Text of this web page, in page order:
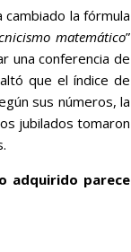
la fórmula
matemático”
una conferencia de
que el índice de
sus números, la
jubilados tomaron
adquirido parece